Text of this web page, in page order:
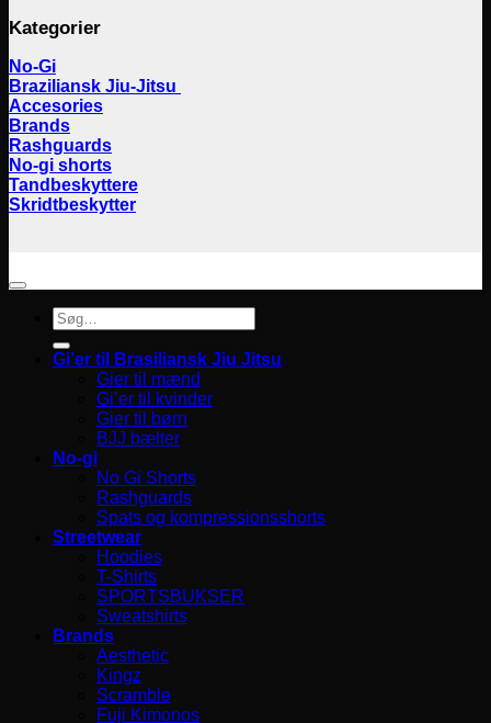
Kategorier
No-Gi
Braziliansk Jiu-Jitsu
Accesories
Brands
Rashguards
No-gi shorts
Tandbeskyttere
Skridtbeskytter
Søg
efter:
Gi’er til Brasiliansk Jiu Jitsu
Gier til mænd
Gi’er til kvinder
Gier til børn
BJJ bælter
No-gi
No Gi Shorts
Rashguards
Spats og kompressionsshorts
Streetwear
Hoodies
T-Shirts
SPORTSBUKSER
Sweatshirts
Brands
Aesthetic
Kingz
Scramble
Fuji Kimonos